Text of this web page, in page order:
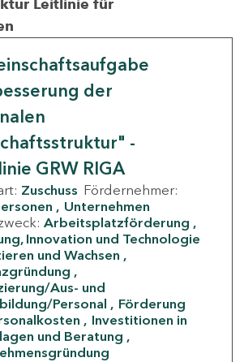
Leitlinie für
der
-
GRW RIGA
Zuschuss Fördernehmer:
Unternehmen
Arbeitsplatzförderung
Innovation und Technologie
und Wachsen
Aus- und
Personal
Förderung
Investitionen in
und Beratung